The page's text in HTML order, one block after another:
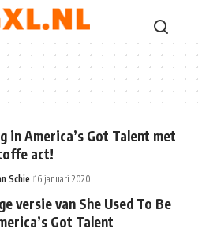
in America’s Got Talent met
act!
Schie 16 januari 2020
versie van She Used To Be
Got Talent